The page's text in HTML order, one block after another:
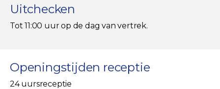
Uitchecken
Tot 11:00 uur op de dag van vertrek.
Openingstijden receptie
24 uursreceptie